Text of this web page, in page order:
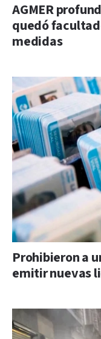
AGMER
quedó
medidas
Prohibieron a
emitir nuevas